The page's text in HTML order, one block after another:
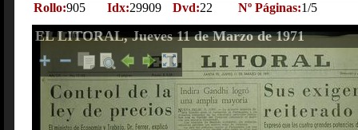
Rollo:905 Idx:29909 Dvd:22 Nº Páginas:1/5
EL LITORAL, Jueves 11 de Marzo de 1971